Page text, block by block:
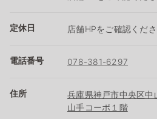
定休日 店舗HPをご確認くだ
電話番号 078-381-6297
住所
兵庫県神戸市中央区
山手コーポ１階